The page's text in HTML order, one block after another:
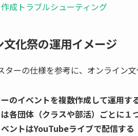
成トラブルシューティング
文化祭の運用イメージ
ターの仕様を参考に、オンライン
のイベントを複数作成して運用す
各団体（クラスや部活）ごとに１
ントはYouTubeライブで配信する